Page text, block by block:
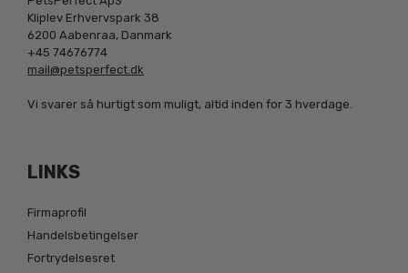
Kliplev Erhvervspark 38
6200 Aabenraa, Danmark
+45 74676774
mail@petsperfect.dk
Vi svarer så hurtigt som muligt, altid inden for 3 hverdage.
LINKS
Firmaprofil
Handelsbetingelser
Fortrydelsesret